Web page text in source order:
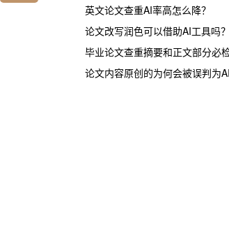
英文论文查重AI率高怎么降？
论文改写润色可以借助AI工具吗？
毕业论文查重摘要和正文部分必检
论文内容原创的为何会被误判为AI